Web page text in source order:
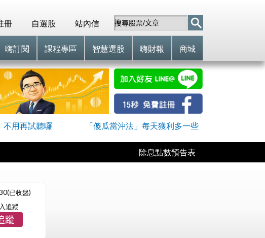
站內信
自選股
冊
嗨訂閱 課程專區 智慧選股 嗨財報 商城
不用再試聽囉 「傻瓜當沖法」每天獲利多一些
除息點數預告表
(已收盤)
追蹤
蹤